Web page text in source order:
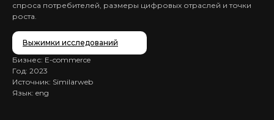
спроса потребителей, размеры цифровых отраслей и точки
роста.
Выжимки исследований
Бизнес: E-commerce
Год: 2023
Источник: Similarweb
Язык: eng